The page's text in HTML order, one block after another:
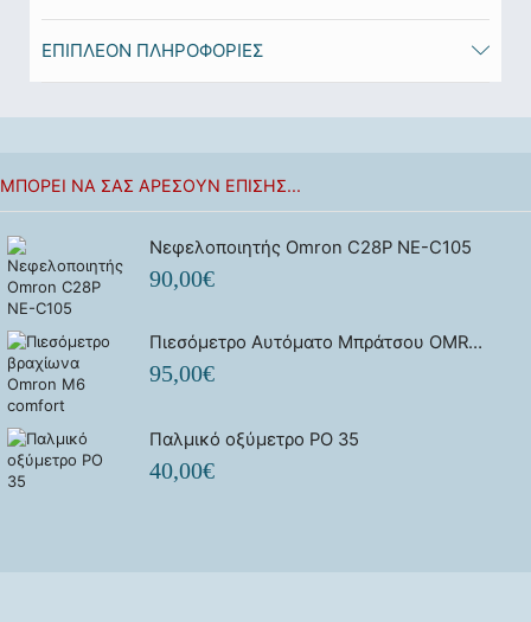
ΕΠΙΠΛΈΟΝ ΠΛΗΡΟΦΟΡΊΕΣ
ΜΠΟΡΕΊ ΝΑ ΣΑΣ ΑΡΈΣΟΥΝ ΕΠΊΣΗΣ...
Νεφελοποιητής Omron C28P NE-C105
90,00€
Πιεσόμετρο Αυτόματο Μπράτσου OMRON M6 COMFORT
95,00€
Παλμικό οξύμετρο PO 35
40,00€